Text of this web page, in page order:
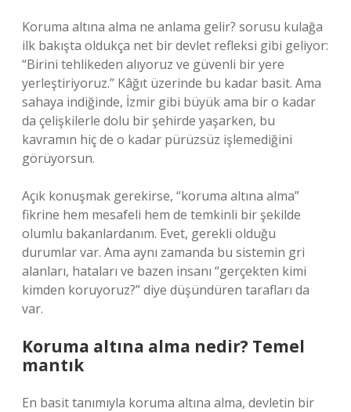
Koruma altına alma ne anlama gelir? sorusu kulağa
ilk bakışta oldukça net bir devlet refleksi gibi geliyor:
“Birini tehlikeden alıyoruz ve güvenli bir yere
yerleştiriyoruz.” Kâğıt üzerinde bu kadar basit. Ama
sahaya indiğinde, İzmir gibi büyük ama bir o kadar
da çelişkilerle dolu bir şehirde yaşarken, bu
kavramın hiç de o kadar pürüzsüz işlemediğini
görüyorsun.
Açık konuşmak gerekirse, “koruma altına alma”
fikrine hem mesafeli hem de temkinli bir şekilde
olumlu bakanlardanım. Evet, gerekli olduğu
durumlar var. Ama aynı zamanda bu sistemin gri
alanları, hataları ve bazen insanı “gerçekten kimi
kimden koruyoruz?” diye düşündüren tarafları da
var.
Koruma altına alma nedir? Temel
mantık
En basit tanımıyla koruma altına alma, devletin bir